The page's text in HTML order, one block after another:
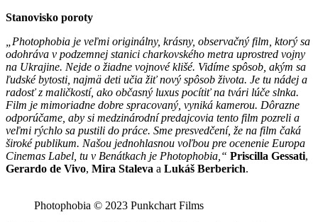
Stanovisko poroty
„Photophobia je veľmi originálny, krásny, observačný film, ktorý sa
odohráva v podzemnej stanici charkovského metra uprostred vojny
na Ukrajine. Nejde o žiadne vojnové klišé. Vidíme spôsob, akým sa
ľudské bytosti, najmä deti učia žiť nový spôsob života. Je tu nádej a
radosť z maličkostí, ako občasný luxus pocítiť na tvári lúče slnka.
Film je mimoriadne dobre spracovaný, vyniká kamerou. Dôrazne
odporúčame, aby si medzinárodní predajcovia tento film pozreli a
veľmi rýchlo sa pustili do práce. Sme presvedčení, že na film čaká
široké publikum. Našou jednohlasnou voľbou pre ocenenie Europa
Cinemas Label, tu v Benátkach je Photophobia,“ Priscilla Gessati,
Gerardo de Vivo, Mira Staleva a Lukáš Berberich.
Photophobia © 2023 Punkchart Films